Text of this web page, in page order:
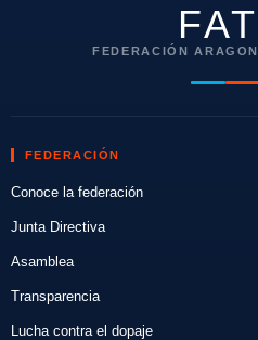
FEDERACIÓN
FEDERACIÓN
Conoce la federación
Junta Directiva
Asamblea
Transparencia
Lucha contra el dopaje